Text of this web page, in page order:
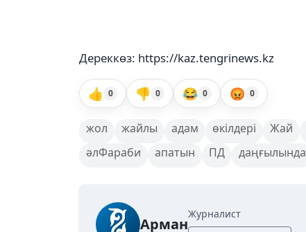
Дереккөз: https://kaz.tengrinews.kz
👍 0 👎 0 😂 0 😡 0
жол жайлы адам өкілдері Жай
әлФараби
апатын ПД даңғылында
Арман
Журналист